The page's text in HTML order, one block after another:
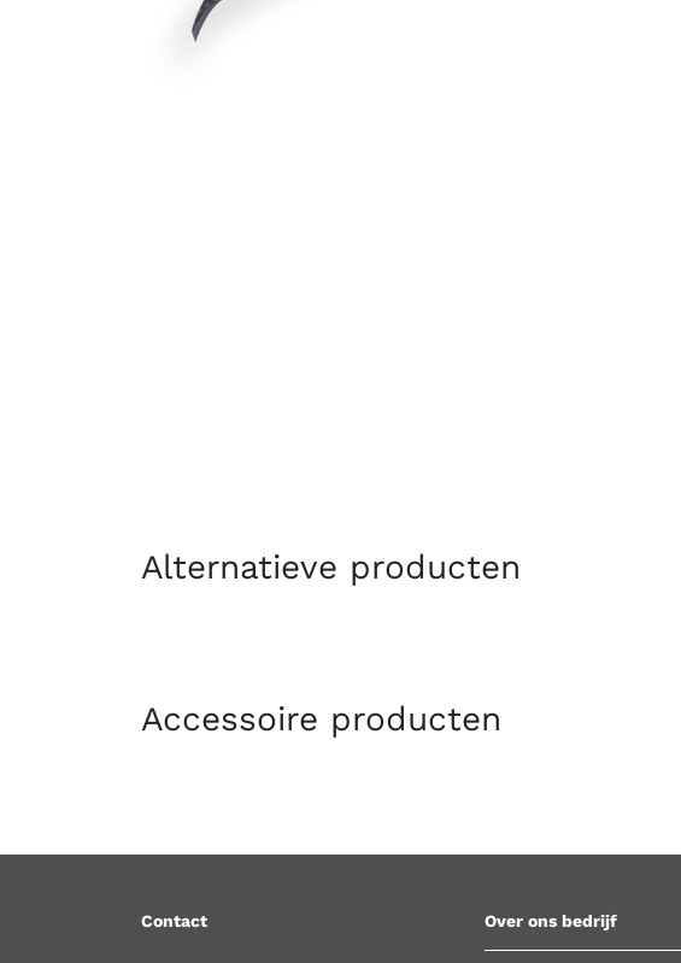
Alternatieve producten
Accessoire producten
Contact Over ons bedrijf